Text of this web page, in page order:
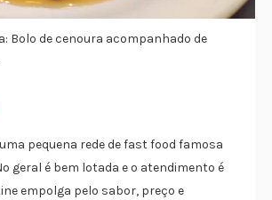
Bolo de cenoura acompanhado de
pequena rede de fast food famosa
geral é bem lotada e o atendimento é
empolga pelo sabor, preço e